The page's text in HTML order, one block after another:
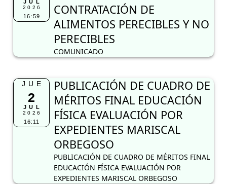
JUL
2026
16:59
CONTRATACIÓN DE
ALIMENTOS PERECIBLES Y NO
PERECIBLES
COMUNICADO
JUE
2
JUL
2026
16:11
PUBLICACIÓN DE CUADRO DE
MÉRITOS FINAL EDUCACIÓN
FÍSICA EVALUACIÓN POR
EXPEDIENTES MARISCAL
ORBEGOSO
PUBLICACIÓN DE CUADRO DE MÉRITOS FINAL
EDUCACIÓN FÍSICA EVALUACIÓN POR
EXPEDIENTES MARISCAL ORBEGOSO